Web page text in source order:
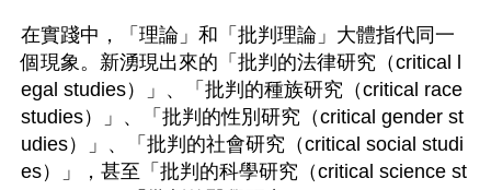
在實踐中，「理論」和「批判理論」大體指代同一
個現象。新湧現出來的「批判的法律研究（critical l
egal studies）」、「批判的種族研究（critical race
studies）」、「批判的性別研究（critical gender st
udies）」、「批判的社會研究（critical social studi
es）」，甚至「批判的科學研究（critical science st